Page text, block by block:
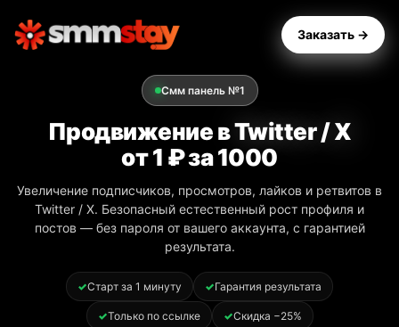
Заказать →
Смм панель №1
Продвижение вTwitter / X
от 1 ₽ за 1000
Увеличение подписчиков, просмотров, лайков и ретвитов в
Twitter / X. Безопасный естественный рост профиля и
постов — без пароля от вашего аккаунта, с гарантией
результата.
Старт за 1 минуту Гарантия результата
Только по ссылке Скидка −25%